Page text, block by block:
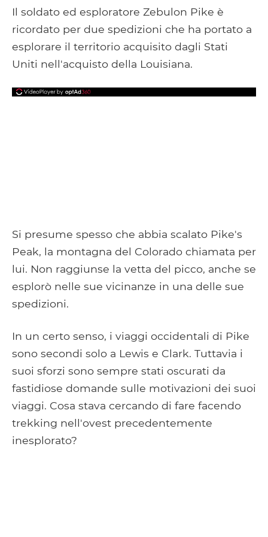
Facebook Google+Tumblr
Pocket
Il soldato ed esploratore Zebulon Pike è
ricordato per due spedizioni che ha portato a
esplorare il territorio acquisito dagli Stati
Uniti nell'acquisto della Louisiana.
Si presume spesso che abbia scalato Pike's
Peak, la montagna del Colorado chiamata per
lui. Non raggiunse la vetta del picco, anche se
esplorò nelle sue vicinanze in una delle sue
spedizioni.
In un certo senso, i viaggi occidentali di Pike
sono secondi solo a Lewis e Clark. Tuttavia i
suoi sforzi sono sempre stati oscurati da
fastidiose domande sulle motivazioni dei suoi
viaggi. Cosa stava cercando di fare facendo
trekking nell'ovest precedentemente
inesplorato?